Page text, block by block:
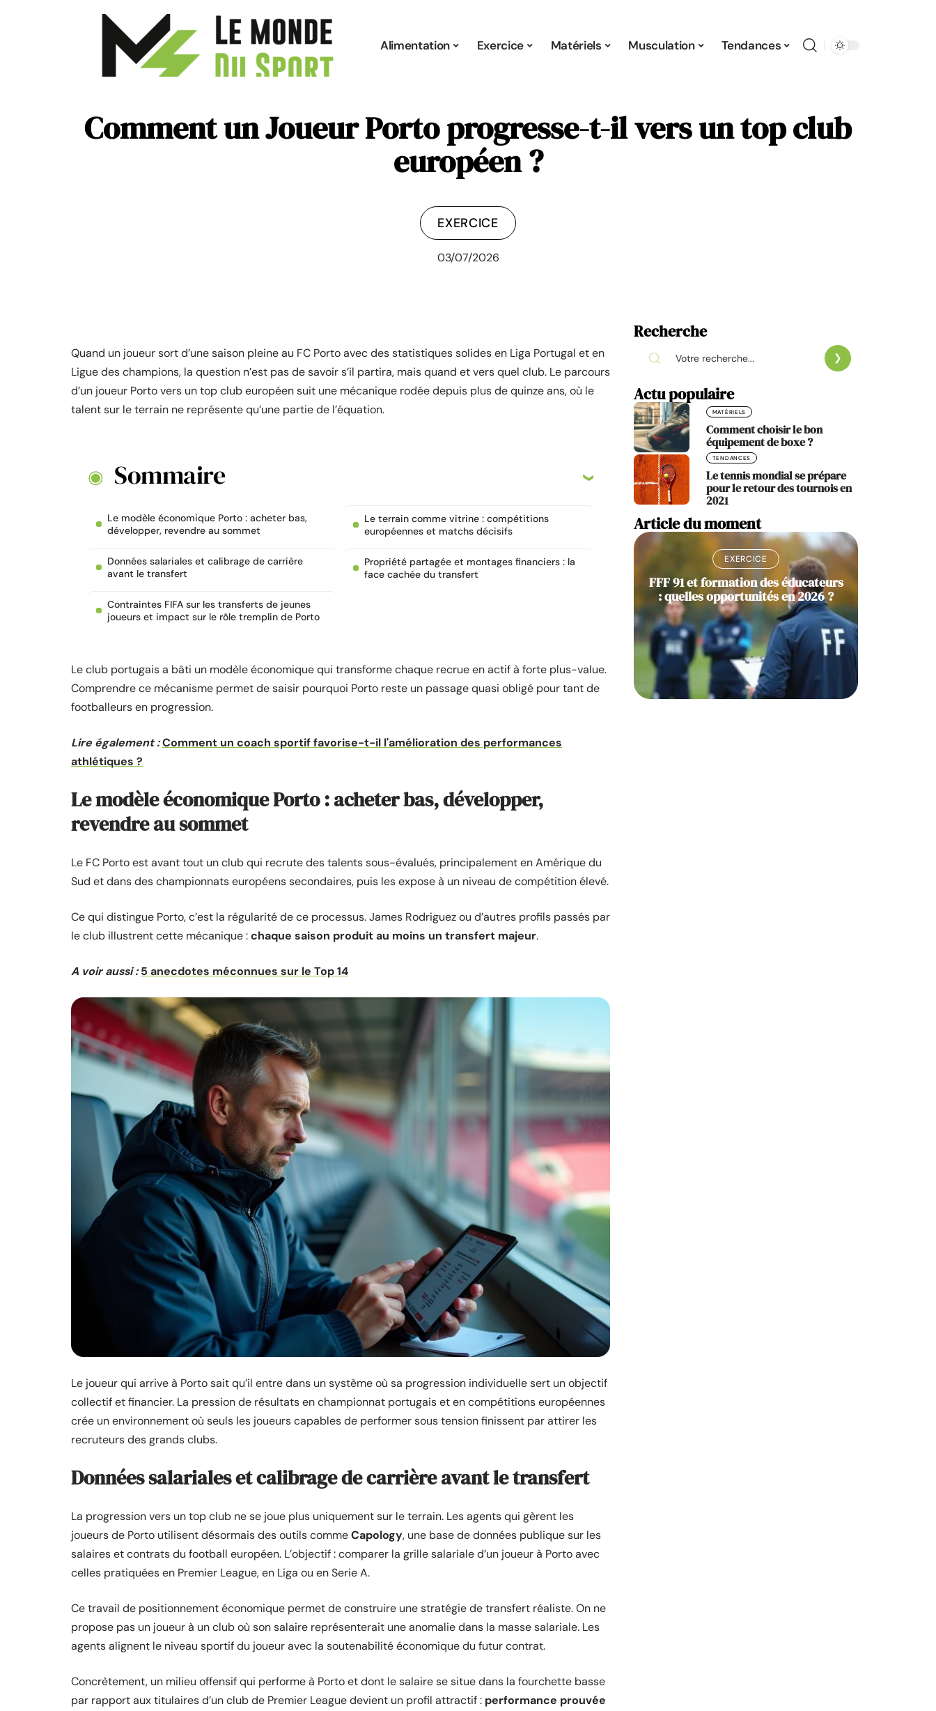
Alimentation Exercice Matériels Musculation Tendances
Comment un Joueur Porto progresse-t-il vers un top club
européen ?
EXERCICE
03/07/2026
Quand un joueur sort d’une saison pleine au FC Porto avec des statistiques solides en Liga Portugal et en
Ligue des champions, la question n’est pas de savoir s’il partira, mais quand et vers quel club. Le parcours
d’un joueur Porto vers un top club européen suit une mécanique rodée depuis plus de quinze ans, où le
talent sur le terrain ne représente qu’une partie de l’équation.
Sommaire
Le modèle économique Porto : acheter bas,
développer, revendre au sommet
Données salariales et calibrage de carrière
avant le transfert
Contraintes FIFA sur les transferts de jeunes
joueurs et impact sur le rôle tremplin de Porto
Le terrain comme vitrine : compétitions
européennes et matchs décisifs
Propriété partagée et montages financiers : la
face cachée du transfert
Le club portugais a bâti un modèle économique qui transforme chaque recrue en actif à forte plus-value.
Comprendre ce mécanisme permet de saisir pourquoi Porto reste un passage quasi obligé pour tant de
footballeurs en progression.
Lire également :Comment un coach sportif favorise-t-il l'amélioration des performances
athlétiques ?
Le modèle économique Porto : acheter bas, développer,
revendre au sommet
Le FC Porto est avant tout un club qui recrute des talents sous-évalués, principalement en Amérique du
Sud et dans des championnats européens secondaires, puis les expose à un niveau de compétition élevé.
Ce qui distingue Porto, c’est la régularité de ce processus. James Rodriguez ou d’autres profils passés par
le club illustrent cette mécanique :chaque saison produit au moins un transfert majeur.
A voir aussi : 5 anecdotes méconnues sur le Top 14
Le joueur qui arrive à Porto sait qu’il entre dans un système où sa progression individuelle sert un objectif
collectif et financier. La pression de résultats en championnat portugais et en compétitions européennes
crée un environnement où seuls les joueurs capables de performer sous tension finissent par attirer les
recruteurs des grands clubs.
Données salariales et calibrage de carrière avant le transfert
La progression vers un top club ne se joue plus uniquement sur le terrain. Les agents qui gèrent les
joueurs de Porto utilisent désormais des outils commeCapology, une base de données publique sur les
salaires et contrats du football européen. L’objectif : comparer la grille salariale d’un joueur à Porto avec
celles pratiquées en Premier League, en Liga ou en Serie A.
Ce travail de positionnement économique permet de construire une stratégie de transfert réaliste. On ne
propose pas un joueur à un club où son salaire représenterait une anomalie dans la masse salariale. Les
agents alignent le niveau sportif du joueur avec la soutenabilité économique du futur contrat.
Concrètement, un milieu offensif qui performe à Porto et dont le salaire se situe dans la fourchette basse
par rapport aux titulaires d’un club de Premier League devient un profil attractif : performance prouvée
Recherche
Actu populaire
MATÉRIELS
Comment choisir le bon
équipement de boxe ?
TENDANCES
Le tennis mondial se prépare
pour le retour des tournois en
2021
Article du moment
EXERCICE
FFF 91 et formation des éducateurs
: quelles opportunités en 2026 ?